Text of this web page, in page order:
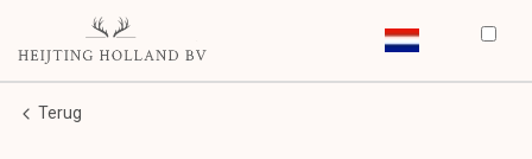
Terug